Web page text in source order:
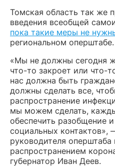
Томская область так же
введения всеобщей
пока такие меры не
региональном оперштабе.
«Мы не должны сегодня
что-то закроет или что-
нас должна быть
должны сделать все,
распространение
мы можем сделать,
обеспечить разобщение
социальных контактов»,
руководителя оперштаба
распространением
губернатор Иван Деев.